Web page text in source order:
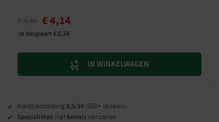
€ 4,48 €4,14
Je bespaart€0,34
IN WINKELWAGEN
Klantbeoordeling9,5/10 (900+ reviews)
Specialisten met kennisvan zaken